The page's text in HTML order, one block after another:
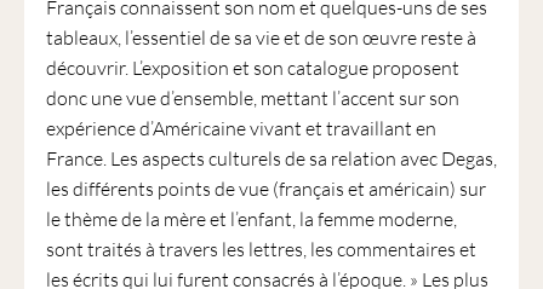
Français connaissent son nom et quelques-uns de ses
tableaux, l’essentiel de sa vie et de son œuvre reste à
découvrir. L’exposition et son catalogue proposent
donc une vue d’ensemble, mettant l’accent sur son
expérience d’Américaine vivant et travaillant en
France. Les aspects culturels de sa relation avec Degas,
les différents points de vue (français et américain) sur
le thème de la mère et l’enfant, la femme moderne,
sont traités à travers les lettres, les commentaires et
les écrits qui lui furent consacrés à l’époque. » Les plus